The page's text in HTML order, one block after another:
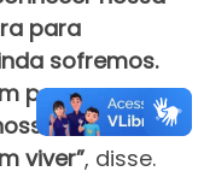
para
sofremos.
passo
viver”, disse.